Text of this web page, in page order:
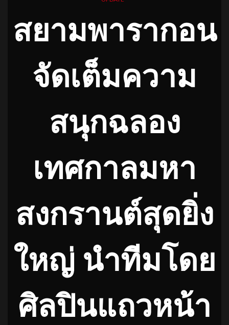
สยามพารากอน
จัดเต็มความ
สนุกฉลอง
เทศกาลมหา
สงกรานต์สุดยิ่ง
ใหญ่ นำทีมโดย
ศิลปินแถวหน้า